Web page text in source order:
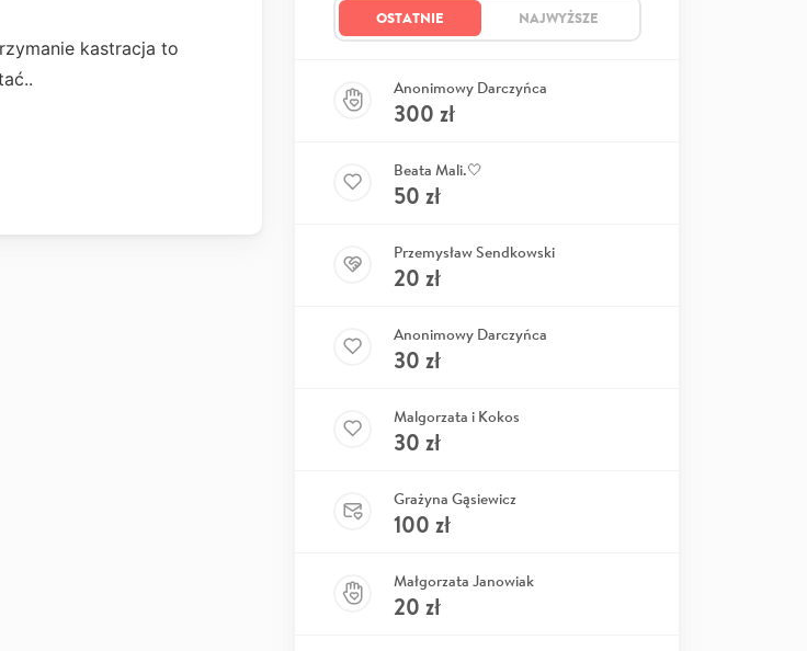
kastracja to
OSTATNIE NAJWYŻSZE
Anonimowy Darczyńca
300 zł
Beata Mali.🤍
50 zł
Przemysław Sendkowski
20 zł
Anonimowy Darczyńca
30 zł
Malgorzata i Kokos
30 zł
Grażyna Gąsiewicz
100 zł
Małgorzata Janowiak
20 zł